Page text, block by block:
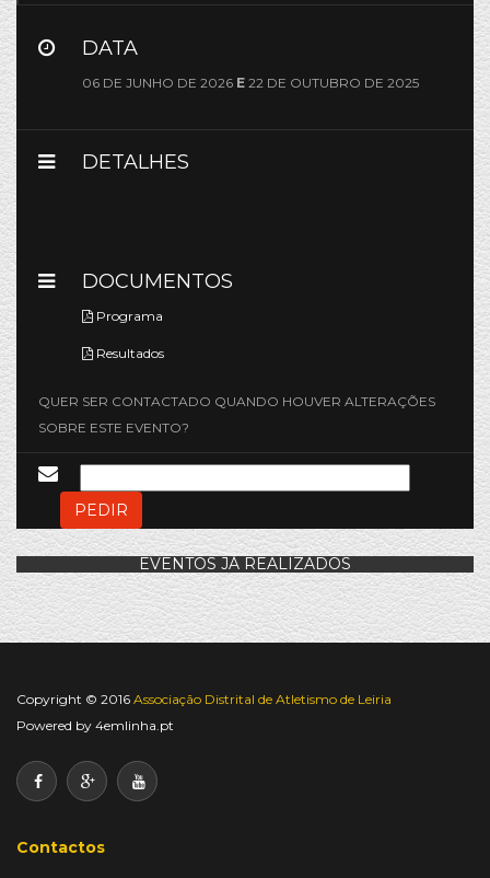
DATA
06 DE JUNHO DE 2026 E 22 DE OUTUBRO DE 2025
DETALHES
DOCUMENTOS
Programa
Resultados
QUER SER CONTACTADO QUANDO HOUVER ALTERAÇÕES
SOBRE ESTE EVENTO?
PEDIR
EVENTOS JÁ REALIZADOS
Copyright © 2016 Associação Distrital de Atletismo de Leiria
Powered by 4emlinha.pt
Contactos